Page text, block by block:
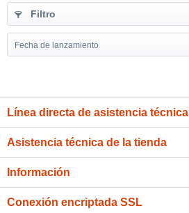
Filtro
Fecha de lanzamiento
Línea directa de asistencia técnica
Asistencia técnica de la tienda
Información
Conexión encriptada SSL